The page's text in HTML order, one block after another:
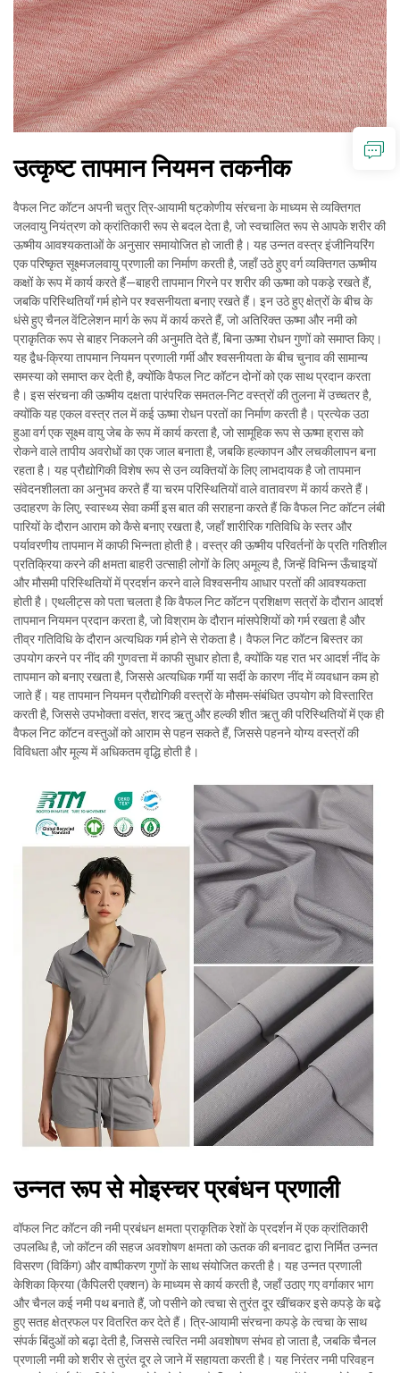
उत्कृष्ट तापमान नियमन तकनीक
वैफल निट कॉटन अपनी चतुर त्रि-आयामी षट्कोणीय संरचना के माध्यम से व्यक्तिगत
जलवायु नियंत्रण को क्रांतिकारी रूप से बदल देता है, जो स्वचालित रूप से आपके शरीर की
ऊष्मीय आवश्यकताओं के अनुसार समायोजित हो जाती है। यह उन्नत वस्त्र इंजीनियरिंग
एक परिष्कृत सूक्ष्मजलवायु प्रणाली का निर्माण करती है, जहाँ उठे हुए वर्ग व्यक्तिगत ऊष्मीय
कक्षों के रूप में कार्य करते हैं—बाहरी तापमान गिरने पर शरीर की ऊष्मा को पकड़े रखते हैं,
जबकि परिस्थितियाँ गर्म होने पर श्वसनीयता बनाए रखते हैं। इन उठे हुए क्षेत्रों के बीच के
धंसे हुए चैनल वेंटिलेशन मार्ग के रूप में कार्य करते हैं, जो अतिरिक्त ऊष्मा और नमी को
प्राकृतिक रूप से बाहर निकलने की अनुमति देते हैं, बिना ऊष्मा रोधन गुणों को समाप्त किए।
यह द्वैध-क्रिया तापमान नियमन प्रणाली गर्मी और श्वसनीयता के बीच चुनाव की सामान्य
समस्या को समाप्त कर देती है, क्योंकि वैफल निट कॉटन दोनों को एक साथ प्रदान करता
है। इस संरचना की ऊष्मीय दक्षता पारंपरिक समतल-निट वस्त्रों की तुलना में उच्चतर है,
क्योंकि यह एकल वस्त्र तल में कई ऊष्मा रोधन परतों का निर्माण करती है। प्रत्येक उठा
हुआ वर्ग एक सूक्ष्म वायु जेब के रूप में कार्य करता है, जो सामूहिक रूप से ऊष्मा ह्रास को
रोकने वाले तापीय अवरोधों का एक जाल बनाता है, जबकि हल्कापन और लचकीलापन बना
रहता है। यह प्रौद्योगिकी विशेष रूप से उन व्यक्तियों के लिए लाभदायक है जो तापमान
संवेदनशीलता का अनुभव करते हैं या चरम परिस्थितियों वाले वातावरण में कार्य करते हैं।
उदाहरण के लिए, स्वास्थ्य सेवा कर्मी इस बात की सराहना करते हैं कि वैफल निट कॉटन लंबी
पारियों के दौरान आराम को कैसे बनाए रखता है, जहाँ शारीरिक गतिविधि के स्तर और
पर्यावरणीय तापमान में काफी भिन्नता होती है। वस्त्र की ऊष्मीय परिवर्तनों के प्रति गतिशील
प्रतिक्रिया करने की क्षमता बाहरी उत्साही लोगों के लिए अमूल्य है, जिन्हें विभिन्न ऊँचाइयों
और मौसमी परिस्थितियों में प्रदर्शन करने वाले विश्वसनीय आधार परतों की आवश्यकता
होती है। एथलीट्स को पता चलता है कि वैफल निट कॉटन प्रशिक्षण सत्रों के दौरान आदर्श
तापमान नियमन प्रदान करता है, जो विश्राम के दौरान मांसपेशियों को गर्म रखता है और
तीव्र गतिविधि के दौरान अत्यधिक गर्म होने से रोकता है। वैफल निट कॉटन बिस्तर का
उपयोग करने पर नींद की गुणवत्ता में काफी सुधार होता है, क्योंकि यह रात भर आदर्श नींद के
तापमान को बनाए रखता है, जिससे अत्यधिक गर्मी या सर्दी के कारण नींद में व्यवधान कम हो
जाते हैं। यह तापमान नियमन प्रौद्योगिकी वस्त्रों के मौसम-संबंधित उपयोग को विस्तारित
करती है, जिससे उपभोक्ता वसंत, शरद ऋतु और हल्की शीत ऋतु की परिस्थितियों में एक ही
वैफल निट कॉटन वस्तुओं को आराम से पहन सकते हैं, जिससे पहनने योग्य वस्त्रों की
विविधता और मूल्य में अधिकतम वृद्धि होती है।
उन्नत रूप से मोइस्चर प्रबंधन प्रणाली
वॉफल निट कॉटन की नमी प्रबंधन क्षमता प्राकृतिक रेशों के प्रदर्शन में एक क्रांतिकारी
उपलब्धि है, जो कॉटन की सहज अवशोषण क्षमता को ऊतक की बनावट द्वारा निर्मित उन्नत
विसरण (विकिंग) और वाष्पीकरण गुणों के साथ संयोजित करती है। यह उन्नत प्रणाली
केशिका क्रिया (कैपिलरी एक्शन) के माध्यम से कार्य करती है, जहाँ उठाए गए वर्गाकार भाग
और चैनल कई नमी पथ बनाते हैं, जो पसीने को त्वचा से तुरंत दूर खींचकर इसे कपड़े के बढ़े
हुए सतह क्षेत्रफल पर वितरित कर देते हैं। त्रि-आयामी संरचना कपड़े के त्वचा के साथ
संपर्क बिंदुओं को बढ़ा देती है, जिससे त्वरित नमी अवशोषण संभव हो जाता है, जबकि चैनल
प्रणाली नमी को शरीर से तुरंत दूर ले जाने में सहायता करती है। यह निरंतर नमी परिवहन